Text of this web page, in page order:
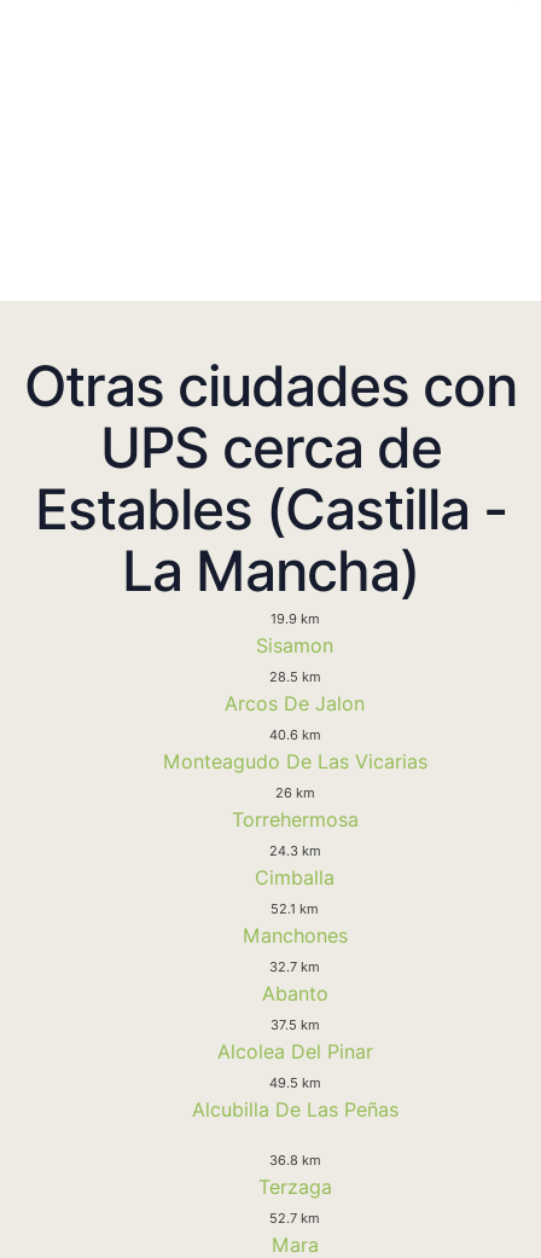
Otras ciudades con
UPS cerca de
Estables (Castilla -
La Mancha)
19.9 km
Sisamon
28.5 km
Arcos De Jalon
40.6 km
Monteagudo De Las Vicarias
26 km
Torrehermosa
24.3 km
Cimballa
52.1 km
Manchones
32.7 km
Abanto
37.5 km
Alcolea Del Pinar
49.5 km
Alcubilla De Las Peñas
36.8 km
Terzaga
52.7 km
Mara